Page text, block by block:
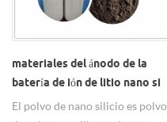
materiales del ánodo de la
batería de ión de litio nano si
polvo del silicio
El polvo de nano silicio es polvo